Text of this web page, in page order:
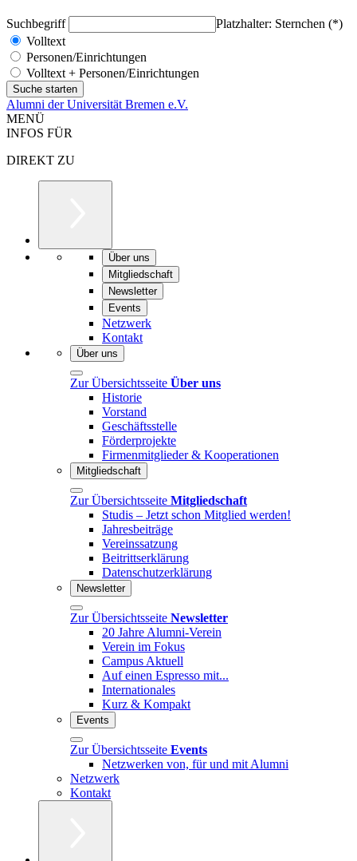
Suchbegriff
Platzhalter: Sternchen (*)
Volltext
Personen/Einrichtungen
Volltext + Personen/Einrichtungen
Alumni der Universität Bremen e.V.
MENÜ
INFOS FÜR
DIREKT ZU
Über uns
Mitgliedschaft
Newsletter
Events
Netzwerk
Kontakt
Über uns
Zur Übersichtsseite Über uns
Historie
Vorstand
Geschäftsstelle
Förderprojekte
Firmenmitglieder & Kooperationen
Mitgliedschaft
Zur Übersichtsseite Mitgliedschaft
Studis – Jetzt schon Mitglied werden!
Jahresbeiträge
Vereinssatzung
Beitrittserklärung
Datenschutzerklärung
Newsletter
Zur Übersichtsseite Newsletter
20 Jahre Alumni-Verein
Verein im Fokus
Campus Aktuell
Auf einen Espresso mit...
Internationales
Kurz & Kompakt
Events
Zur Übersichtsseite Events
Netzwerken von, für und mit Alumni
Netzwerk
Kontakt